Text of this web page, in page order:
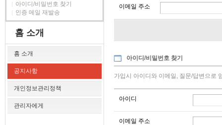
아이디/비밀번호 찾기
인증 메일 재발송
홈 소개
홈 소개
공지사항
개인정보관리정책
관리자에게
이메일 주소
아이디/비밀번호 찾기
가입시 아이디와 이메일, 질문/답변으로
아이디
이메일 주소